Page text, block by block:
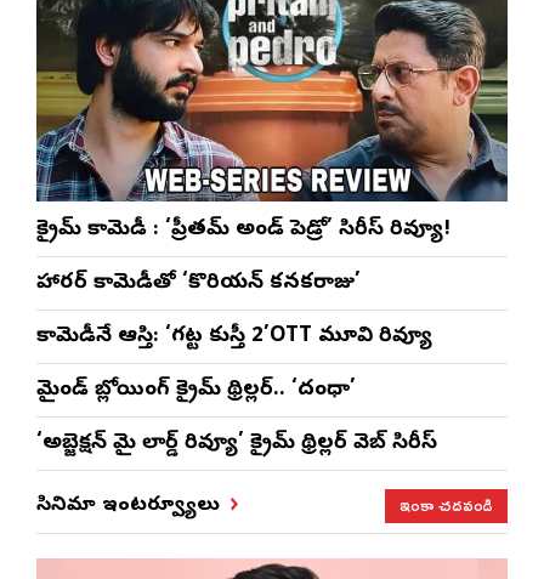
క్రైమ్ కామెడీ : ‘ప్రీతమ్ అండ్ పెడ్రో’ సిరీస్ రివ్యూ!
హారర్ కామెడీతో ‘కొరియన్ కనకరాజు’
కామెడీనే ఆస్తి: ‘గట్ట కుస్తీ 2’OTT మూవి రివ్యూ
మైండ్ బ్లోయింగ్ క్రైమ్ థ్రిల్లర్.. ‘దంధా’
‘అబ్జెక్ష‌న్ మై లార్డ్ రివ్యూ’ క్రైమ్ థ్రిల్ల‌ర్ వెబ్ సిరీస్
సినిమా ఇంటర్వ్యూలు ఇంకా చదవండి